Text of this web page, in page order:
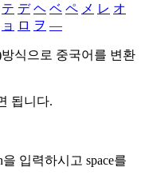
テ デ ヘ ベ ペ メ レ オ
ョ ロ ヲ ―
식으로 중국어를 변환
됩니다.
을 입력하시고 space를